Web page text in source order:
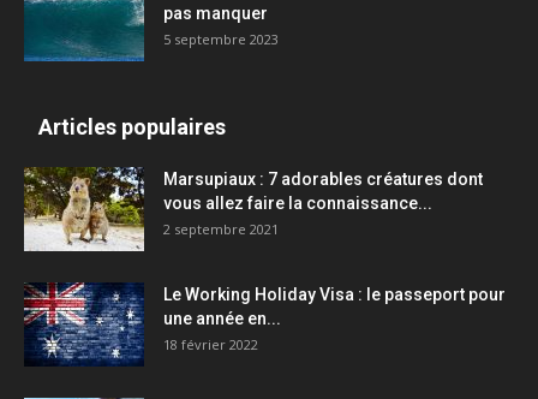
pas manquer
5 septembre 2023
Articles populaires
Marsupiaux : 7 adorables créatures dont
vous allez faire la connaissance...
2 septembre 2021
Le Working Holiday Visa : le passeport pour
une année en...
18 février 2022